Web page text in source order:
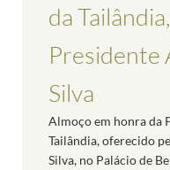
da
Presidente
Silva
Almoço em honra da
Tailândia, oferecido
Silva, no Palácio de